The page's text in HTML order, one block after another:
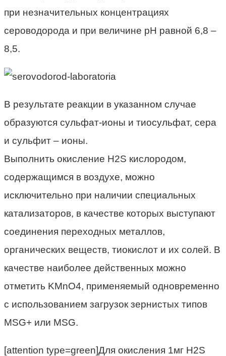
при незначительных концентрациях
сероводорода и при величине рН равной 6,8 –
8,5.
В результате реакции в указанном случае
образуются сульфат-ионы и тиосульфат, сера
и сульфит – ионы.
Выполнить окисление H2S кислородом,
содержащимся в воздухе, можно
исключительно при наличии специальных
катализаторов, в качестве которых выступают
соединения переходных металлов,
органических веществ, тиокислот и их солей. В
качестве наиболее действенных можно
отметить KMnO4, применяемый одновременно
с использованием загрузок зернистых типов
MSG+ или MSG.
[attention type=green]Для окисления 1мг H2S